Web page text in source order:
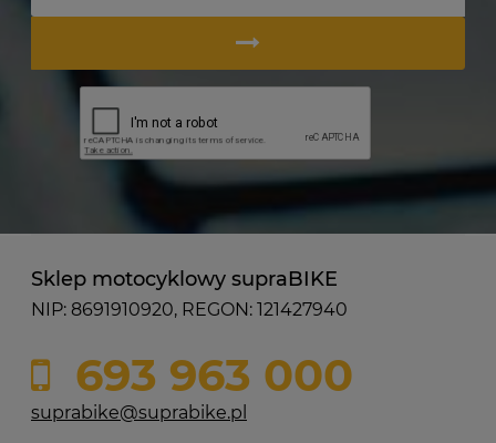
Sklep motocyklowy supraBIKE
NIP: 8691910920, REGON: 121427940
693 963 000
suprabike@suprabike.pl